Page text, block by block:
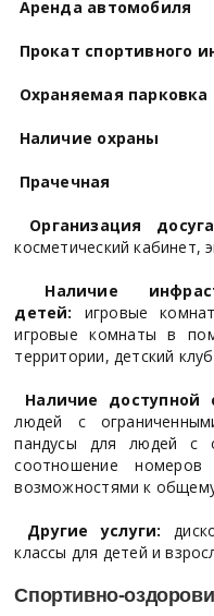
Аренда автомобиля
Прокат спортивного
Охраняемая парковка
Наличие охраны
Прачечная
Организация
косметический кабинет,
Наличие
детей: игровые
игровые комнаты в
территории, детский
Наличие доступной
людей с
пандусы для людей с
соотношение
возможностями к
Другие услуги:
классы для детей и
Спортивно-